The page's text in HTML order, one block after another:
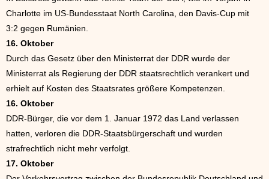
Charlotte im US-Bundesstaat North Carolina, den Davis-Cup mit
3:2 gegen Rumänien.
16. Oktober
Durch das Gesetz über den Ministerrat der DDR wurde der
Ministerrat als Regierung der DDR staatsrechtlich verankert und
erhielt auf Kosten des Staatsrates größere Kompetenzen.
16. Oktober
DDR-Bürger, die vor dem 1. Januar 1972 das Land verlassen
hatten, verloren die DDR-Staatsbürgerschaft und wurden
strafrechtlich nicht mehr verfolgt.
17. Oktober